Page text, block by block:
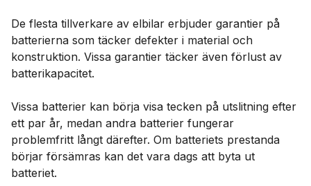
De flesta tillverkare av elbilar erbjuder garantier på
batterierna som täcker defekter i material och
konstruktion. Vissa garantier täcker även förlust av
batterikapacitet.
Vissa batterier kan börja visa tecken på utslitning efter
ett par år, medan andra batterier fungerar
problemfritt långt därefter. Om batteriets prestanda
börjar försämras kan det vara dags att byta ut
batteriet.